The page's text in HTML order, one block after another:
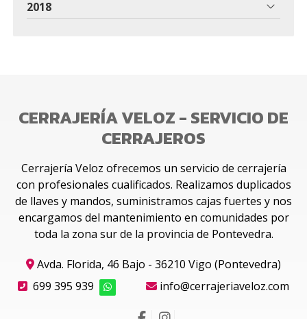
2018
CERRAJERÍA VELOZ - SERVICIO DE
CERRAJEROS
Cerrajería Veloz ofrecemos un servicio de cerrajería
con profesionales cualificados. Realizamos duplicados
de llaves y mandos, suministramos cajas fuertes y nos
encargamos del mantenimiento en comunidades por
toda la zona sur de la provincia de Pontevedra.
Avda. Florida, 46 Bajo - 36210 Vigo (Pontevedra)
699 395 939
info@cerrajeriaveloz.com